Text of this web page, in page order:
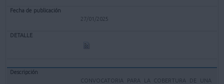
27/01/2025
CONVOCATORIA PARA LA COBERTURA DE UNA